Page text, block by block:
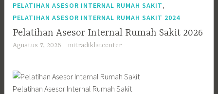
PELATIHAN ASESOR INTERNAL RUMAH SAKIT
PELATIHAN ASESOR INTERNAL RUMAH SAKIT 2024
Pelatihan Asesor Internal Rumah Sakit 2026
Agustus 7, 2026 mitradiklatcenter
Pelatihan Asesor Internal Rumah Sakit